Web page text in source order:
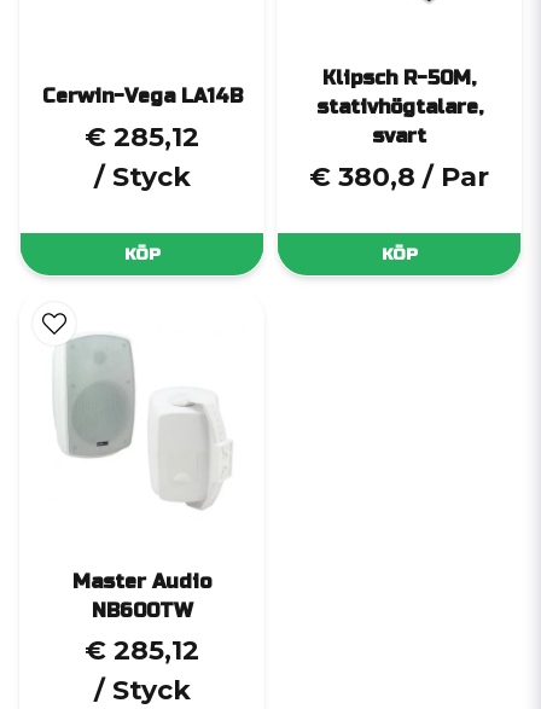
Cerwin-Vega LA14B
€ 285,12
/ Styck
KÖP
Klipsch R-50M,
stativhögtalare,
svart
€ 380,8 / Par
KÖP
Master Audio
NB600TW
€ 285,12
/ Styck